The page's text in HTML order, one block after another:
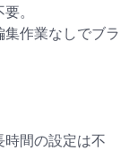
。
集作業なしでブラ
間の設定は不